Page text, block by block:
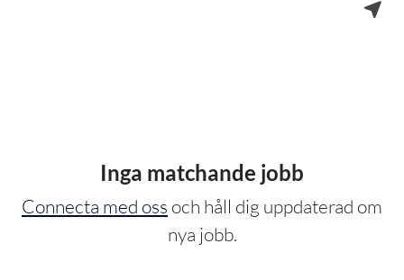
Inga matchande jobb
Connecta med oss och håll dig uppdaterad om
nya jobb.